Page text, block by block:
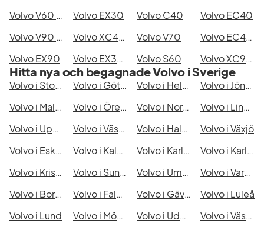
Volvo V60 Cross Country
Volvo EX30 Volvo C40
Volvo EC40
Volvo V90 Cross Country
Volvo XC40 Recharge Volvo V70
Volvo EC40 Single Motor Extended Range
Volvo EX90
Volvo EX30 Single Motor Extended Range Volvo S60 Volvo XC90 7 Säten
Hitta nya och begagnade Volvo i Sverige
Volvo i Stockholm Volvo i Göteborg Volvo i Helsingborg
Volvo i Jönköping
Volvo i Malmö
Volvo i Örebro Volvo i Norrköping
Volvo i Linköping
Volvo i Uppsala
Volvo i Västerås Volvo i Halmstad
Volvo i Växjö
Volvo i Eskilstuna
Volvo i Kalmar Volvo i Karlskrona
Volvo i Karlstad
Volvo i Kristianstad
Volvo i Sundsvall Volvo i Umeå
Volvo i Varberg
Volvo i Borås
Volvo i Falkenberg Volvo i Gävle
Volvo i Luleå
Volvo i Lund
Volvo i Mönsterås Volvo i Uddevalla
Volvo i Västervik